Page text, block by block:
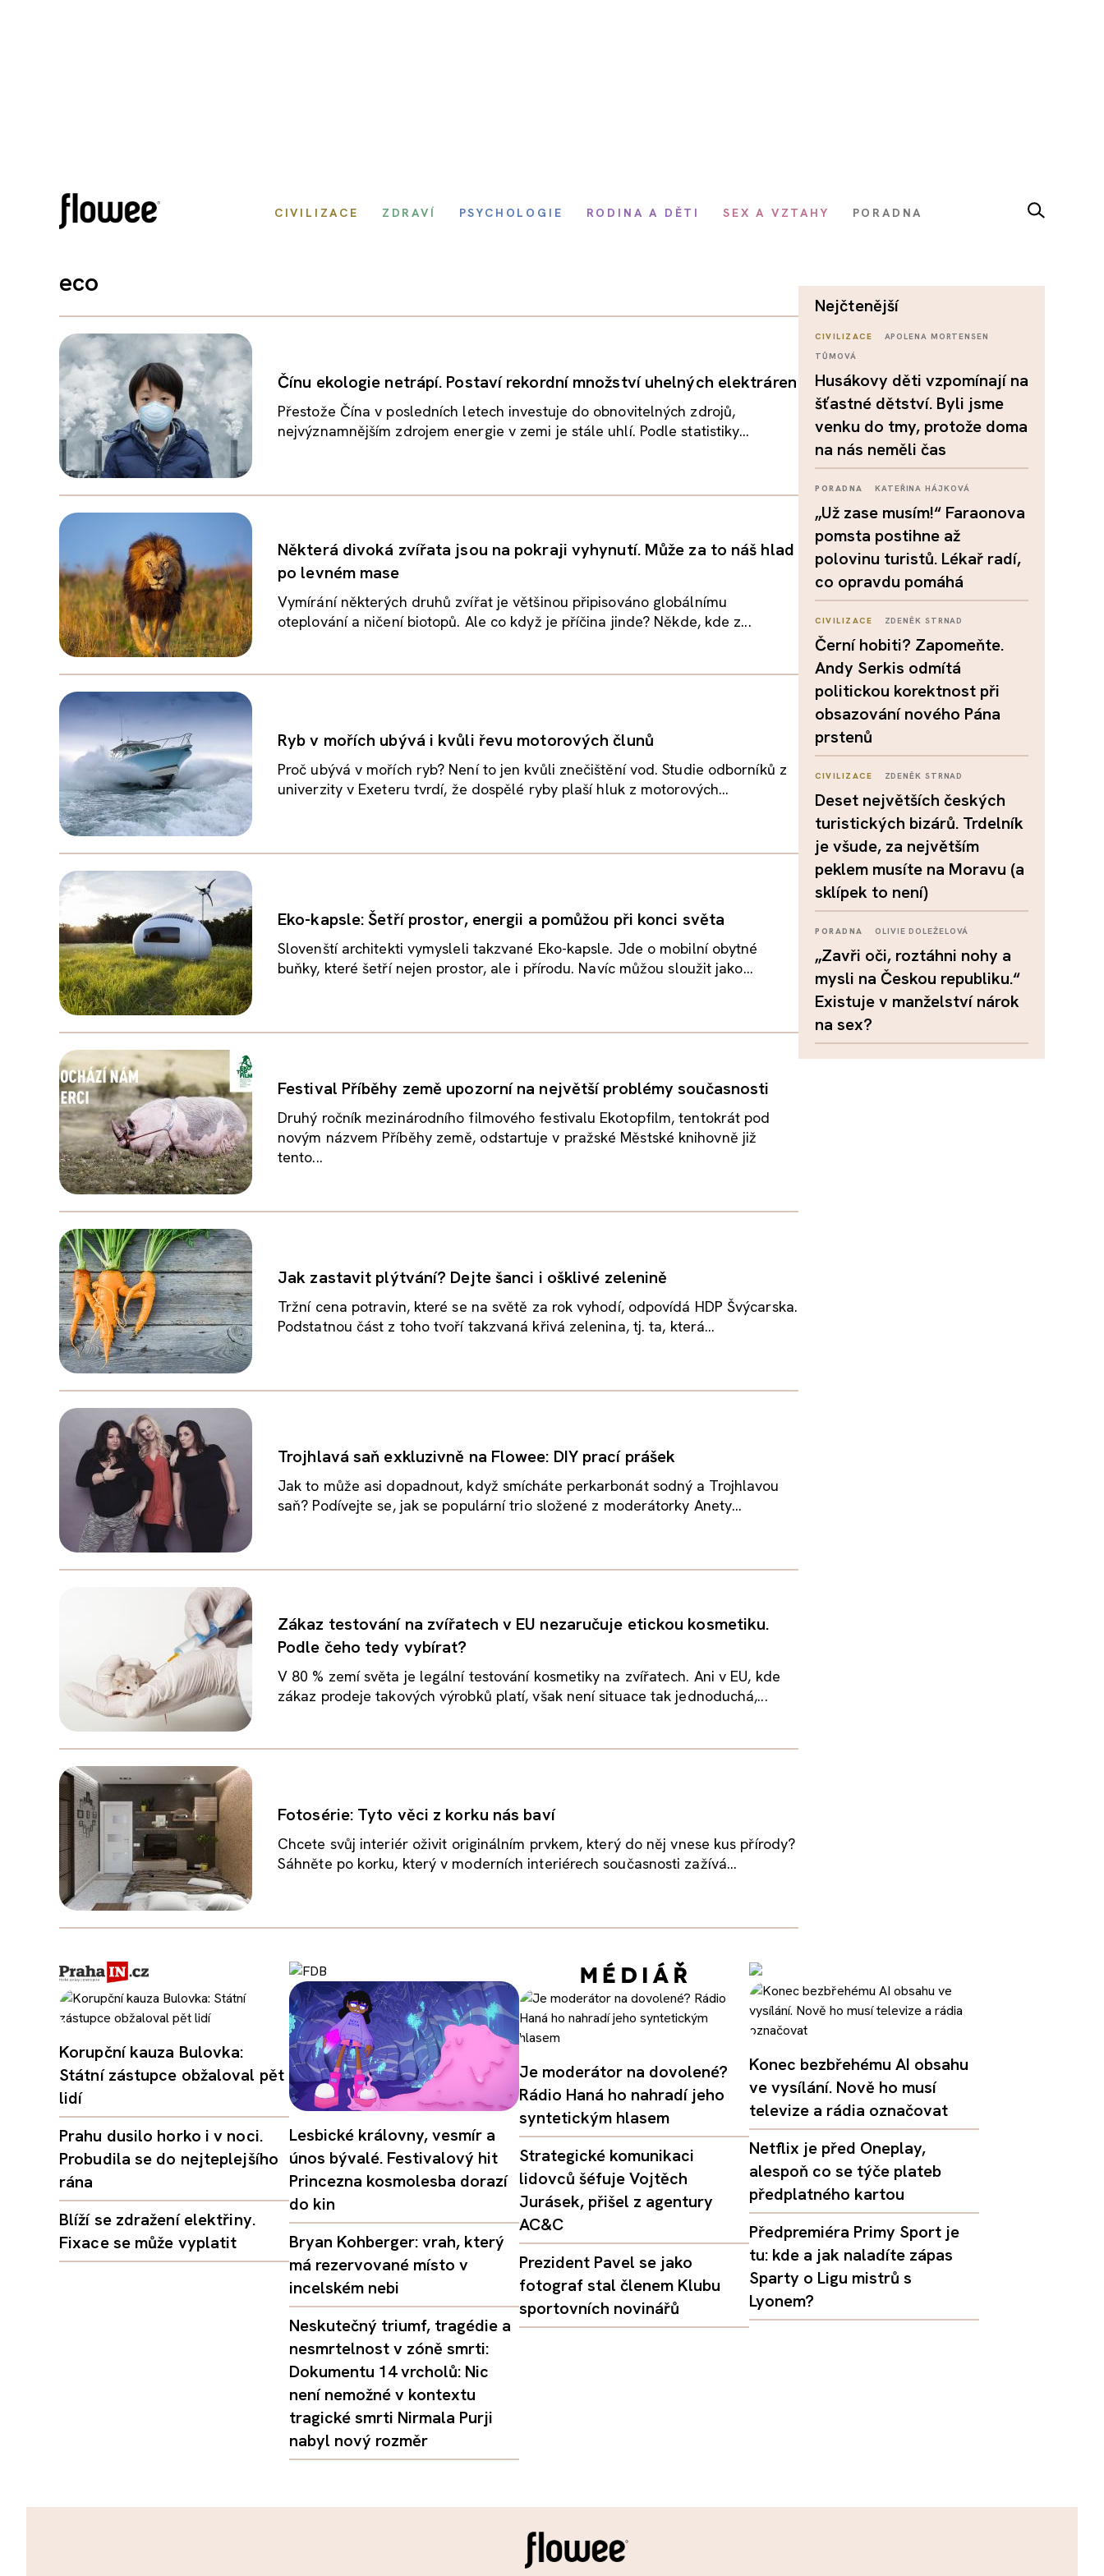
CIVILIZACE ZDRAVÍ PSYCHOLOGIE RODINA A DĚTI SEX A VZTAHY PORADNA
eco
Čínu ekologie netrápí. Postaví rekordní množství uhelných elektráren
Přestože Čína v posledních letech investuje do obnovitelných zdrojů,
nejvýznamnějším zdrojem energie v zemi je stále uhlí. Podle statistiky...
Některá divoká zvířata jsou na pokraji vyhynutí. Může za to náš hlad
po levném mase
Vymírání některých druhů zvířat je většinou připisováno globálnímu
oteplování a ničení biotopů. Ale co když je příčina jinde? Někde, kde z...
Ryb v mořích ubývá i kvůli řevu motorových člunů
Proč ubývá v mořích ryb? Není to jen kvůli znečištění vod. Studie odborníků z
univerzity v Exeteru tvrdí, že dospělé ryby plaší hluk z motorových...
Eko-kapsle: Šetří prostor, energii a pomůžou při konci světa
Slovenští architekti vymysleli takzvané Eko-kapsle. Jde o mobilní obytné
buňky, které šetří nejen prostor, ale i přírodu. Navíc můžou sloužit jako...
Festival Příběhy země upozorní na největší problémy současnosti
Druhý ročník mezinárodního filmového festivalu Ekotopfilm, tentokrát pod
novým názvem Příběhy země, odstartuje v pražské Městské knihovně již
tento...
Jak zastavit plýtvání? Dejte šanci i ošklivé zelenině
Tržní cena potravin, které se na světě za rok vyhodí, odpovídá HDP Švýcarska.
Podstatnou část z toho tvoří takzvaná křivá zelenina, tj. ta, která...
Trojhlavá saň exkluzivně na Flowee: DIY prací prášek
Jak to může asi dopadnout, když smícháte perkarbonát sodný a Trojhlavou
saň? Podívejte se, jak se populární trio složené z moderátorky Anety...
Zákaz testování na zvířatech v EU nezaručuje etickou kosmetiku.
Podle čeho tedy vybírat?
V 80 % zemí světa je legální testování kosmetiky na zvířatech. Ani v EU, kde
zákaz prodeje takových výrobků platí, však není situace tak jednoduchá,...
Fotosérie: Tyto věci z korku nás baví
Chcete svůj interiér oživit originálním prvkem, který do něj vnese kus přírody?
Sáhněte po korku, který v moderních interiérech současnosti zažívá...
nejčtenější
CIVILIZACE
APOLENA MORTENSEN
TŮMOVÁ
Husákovy děti vzpomínají na
šťastné dětství. Byli jsme
venku do tmy, protože doma
na nás neměli čas
PORADNA KATEŘINA HÁJKOVÁ
„Už zase musím!“ Faraonova
pomsta postihne až
polovinu turistů. Lékař radí,
co opravdu pomáhá
CIVILIZACE ZDENĚK STRNAD
Černí hobiti? Zapomeňte.
Andy Serkis odmítá
politickou korektnost při
obsazování nového Pána
prstenů
CIVILIZACE ZDENĚK STRNAD
Deset největších českých
turistických bizárů. Trdelník
je všude, za největším
peklem musíte na Moravu (a
sklípek to není)
PORADNA OLIVIE DOLEŽELOVÁ
„Zavři oči, roztáhni nohy a
mysli na Českou republiku.“
Existuje v manželství nárok
na sex?
Korupční kauza Bulovka:
Státní zástupce obžaloval pět
lidí
Prahu dusilo horko i v noci.
Probudila se do nejteplejšího
rána
Blíží se zdražení elektřiny.
Fixace se může vyplatit
Lesbické královny, vesmír a
únos bývalé. Festivalový hit
Princezna kosmolesba dorazí
do kin
Bryan Kohberger: vrah, který
má rezervované místo v
incelském nebi
Neskutečný triumf, tragédie a
nesmrtelnost v zóně smrti:
Dokumentu 14 vrcholů: Nic
není nemožné v kontextu
tragické smrti Nirmala Purji
nabyl nový rozměr
Je moderátor na dovolené?
Rádio Haná ho nahradí jeho
syntetickým hlasem
Strategické komunikaci
lidovců šéfuje Vojtěch
Jurásek, přišel z agentury
AC&C
Prezident Pavel se jako
fotograf stal členem Klubu
sportovních novinářů
Konec bezbřehému AI obsahu
ve vysílání. Nově ho musí
televize a rádia označovat
Netflix je před Oneplay,
alespoň co se týče plateb
předplatného kartou
Předpremiéra Primy Sport je
tu: kde a jak naladíte zápas
Sparty o Ligu mistrů s
Lyonem?